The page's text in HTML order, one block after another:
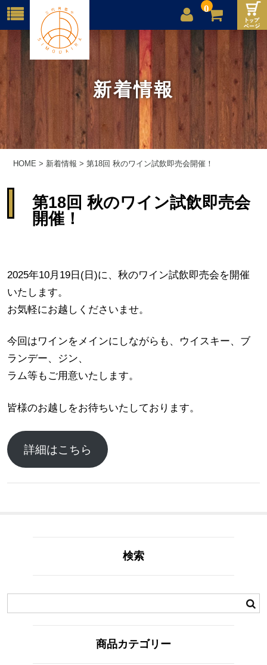
0
店舗案内
ご利用案内
送料
お問合せ
新着情報
HOME > 新着情報 >第18回 秋のワイン試飲即売会開催！
第18回 秋のワイン試飲即売会
開催！
2025年10月19日(日)に、秋のワイン試飲即売会を開催
いたします。
お気軽にお越しくださいませ。
今回はワインをメインにしながらも、ウイスキー、ブ
ランデー、ジン、
ラム等もご用意いたします。
皆様のお越しをお待ちいたしております。
詳細はこちら
検索
商品カテゴリー